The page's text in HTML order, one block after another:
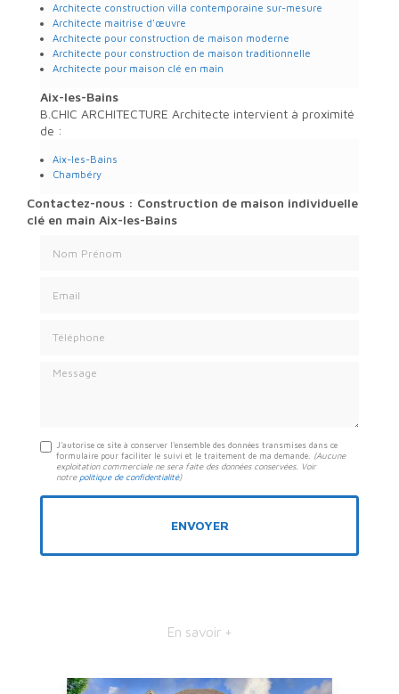
Architecte construction villa contemporaine sur-mesure
Architecte maitrise d'œuvre
Architecte pour construction de maison moderne
Architecte pour construction de maison traditionnelle
Architecte pour maison clé en main
Aix-les-Bains
B.CHIC ARCHITECTURE Architecte intervient à proximité
de :
Aix-les-Bains
Chambéry
Contactez-nous : Construction de maison individuelle
clé en main Aix-les-Bains
Message
J'autorise ce site à conserver l'ensemble des données transmises dans ce
formulaire pour faciliter le suivi et le traitement de ma demande. (Aucune
exploitation commerciale ne sera faite des données conservées. Voir
notre politique de confidentialité)
En savoir +